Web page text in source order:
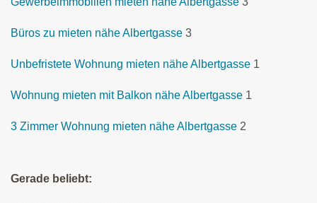
Büros zu mieten nähe Albertgasse 3
Unbefristete Wohnung mieten nähe Albertgasse 1
Wohnung mieten mit Balkon nähe Albertgasse 1
3 Zimmer Wohnung mieten nähe Albertgasse 2
Gerade beliebt: